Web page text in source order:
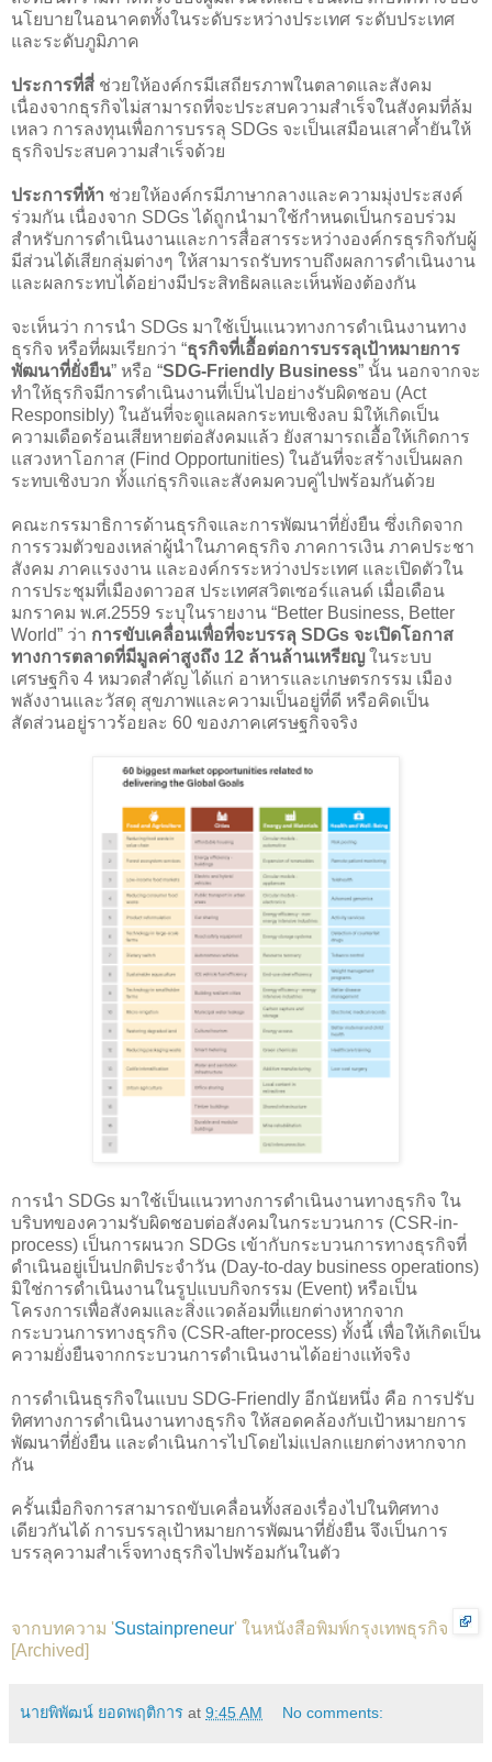
นโยบายในอนาคตทั้งในระดับระหว่างประเทศ ระดับประเทศ
และระดับภูมิภาค
ประการที่สี่ ช่วยให้องค์กรมีเสถียรภาพในตลาดและสังคม
เนื่องจากธุรกิจไม่สามารถที่จะประสบความสำเร็จในสังคมที่ล้ม
เหลว การลงทุนเพื่อการบรรลุ SDGs จะเป็นเสมือนเสาค้ำยันให้
ธุรกิจประสบความสำเร็จด้วย
ประการที่ห้า ช่วยให้องค์กรมีภาษากลางและความมุ่งประสงค์
ร่วมกัน เนื่องจาก SDGs ได้ถูกนำมาใช้กำหนดเป็นกรอบร่วม
สำหรับการดำเนินงานและการสื่อสารระหว่างองค์กรธุรกิจกับผู้
มีส่วนได้เสียกลุ่มต่างๆ ให้สามารถรับทราบถึงผลการดำเนินงาน
และผลกระทบได้อย่างมีประสิทธิผลและเห็นพ้องต้องกัน
จะเห็นว่า การนำ SDGs มาใช้เป็นแนวทางการดำเนินงานทาง
ธุรกิจ หรือที่ผมเรียกว่า “ธุรกิจที่เอื้อต่อการบรรลุเป้าหมายการ
พัฒนาที่ยั่งยืน” หรือ “SDG-Friendly Business” นั้น นอกจากจะ
ทำให้ธุรกิจมีการดำเนินงานที่เป็นไปอย่างรับผิดชอบ (Act
Responsibly) ในอันที่จะดูแลผลกระทบเชิงลบ มิให้เกิดเป็น
ความเดือดร้อนเสียหายต่อสังคมแล้ว ยังสามารถเอื้อให้เกิดการ
แสวงหาโอกาส (Find Opportunities) ในอันที่จะสร้างเป็นผลก
ระทบเชิงบวก ทั้งแก่ธุรกิจและสังคมควบคู่ไปพร้อมกันด้วย
คณะกรรมาธิการด้านธุรกิจและการพัฒนาที่ยั่งยืน ซึ่งเกิดจาก
การรวมตัวของเหล่าผู้นำในภาคธุรกิจ ภาคการเงิน ภาคประชา
สังคม ภาคแรงงาน และองค์กรระหว่างประเทศ และเปิดตัวใน
การประชุมที่เมืองดาวอส ประเทศสวิตเซอร์แลนด์ เมื่อเดือน
มกราคม พ.ศ.2559 ระบุในรายงาน “Better Business, Better
World” ว่า การขับเคลื่อนเพื่อที่จะบรรลุ SDGs จะเปิดโอกาส
ทางการตลาดที่มีมูลค่าสูงถึง 12 ล้านล้านเหรียญในระบบ
เศรษฐกิจ 4 หมวดสำคัญ ได้แก่ อาหารและเกษตรกรรม เมือง
พลังงานและวัสดุ สุขภาพและความเป็นอยู่ที่ดี หรือคิดเป็น
สัดส่วนอยู่ราวร้อยละ 60 ของภาคเศรษฐกิจจริง
การนำ SDGs มาใช้เป็นแนวทางการดำเนินงานทางธุรกิจ ใน
บริบทของความรับผิดชอบต่อสังคมในกระบวนการ (CSR-in-
process) เป็นการผนวก SDGs เข้ากับกระบวนการทางธุรกิจที่
ดำเนินอยู่เป็นปกติประจำวัน (Day-to-day business operations)
มิใช่การดำเนินงานในรูปแบบกิจกรรม (Event) หรือเป็น
โครงการเพื่อสังคมและสิ่งแวดล้อมที่แยกต่างหากจาก
กระบวนการทางธุรกิจ (CSR-after-process) ทั้งนี้ เพื่อให้เกิดเป็น
ความยั่งยืนจากกระบวนการดำเนินงานได้อย่างแท้จริง
การดำเนินธุรกิจในแบบ SDG-Friendly อีกนัยหนึ่ง คือ การปรับ
ทิศทางการดำเนินงานทางธุรกิจ ให้สอดคล้องกับเป้าหมายการ
พัฒนาที่ยั่งยืน และดำเนินการไปโดยไม่แปลกแยกต่างหากจาก
กัน
ครั้นเมื่อกิจการสามารถขับเคลื่อนทั้งสองเรื่องไปในทิศทาง
เดียวกันได้ การบรรลุเป้าหมายการพัฒนาที่ยั่งยืน จึงเป็นการ
บรรลุความสำเร็จทางธุรกิจไปพร้อมกันในตัว
จากบทความ 'Sustainpreneur' ในหนังสือพิมพ์กรุงเทพธุรกิจ
[Archived]
นายพิพัฒน์ ยอดพฤติการ at 9:45 AM No comments: